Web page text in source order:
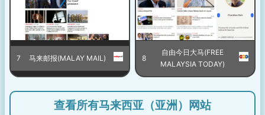
7 马来邮报(MALAY MAIL) 8
自由今日大马(FREE
MALAYSIA TODAY)
查看所有马来西亚（亚洲）网站